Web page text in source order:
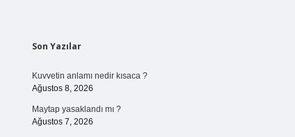
Sidebar
Son Yazılar
Kuvvetin anlamı nedir kısaca ?
Ağustos 8, 2026
Maytap yasaklandı mı ?
Ağustos 7, 2026